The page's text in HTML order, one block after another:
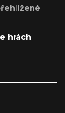
hrách